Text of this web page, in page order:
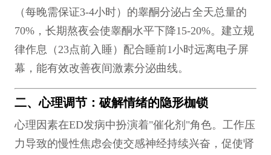
（每晚需保证3-4小时）的睾酮分泌占全天总量的
70%，长期熬夜会使睾酮水平下降15-20%。建立规
律作息（23点前入睡）配合睡前1小时远离电子屏
幕，能有效改善夜间激素分泌曲线。
二、心理调节：破解情绪的隐形枷锁
心理因素在ED发病中扮演着"催化剂"角色。工作压
力导致的慢性焦虑会使交感神经持续兴奋，促使肾